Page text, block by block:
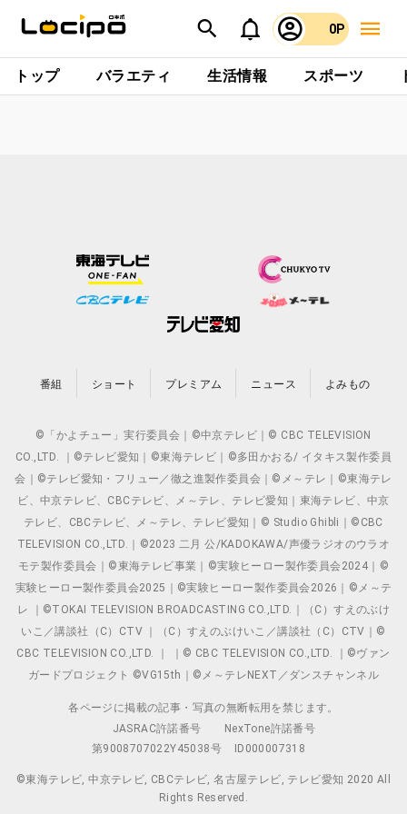
0P
トップ バラエティ 生活情報 スポーツ
番組 ショート プレミアム ニュース よみもの
©「かよチュー」実行委員会｜©中京テレビ｜© CBC TELEVISION
CO.,LTD. ｜©テレビ愛知｜©東海テレビ｜©多田かおる/ イタキス製作委員
会｜©テレビ愛知・フリュー／徹之進製作委員会｜©メ～テレ｜©東海テレ
ビ、中京テレビ、CBCテレビ、メ～テレ、テレビ愛知｜東海テレビ、中京
テレビ、CBCテレビ、メ～テレ、テレビ愛知｜© Studio Ghibli｜©CBC
TELEVISION CO.,LTD.｜©2023 二月 公/KADOKAWA/声優ラジオのウラオ
モテ製作委員会｜©東海テレビ事業｜©実験ヒーロー製作委員会2024｜©
実験ヒーロー製作委員会2025｜©実験ヒーロー製作委員会2026｜©メ～テ
レ ｜©TOKAI TELEVISION BROADCASTING CO.,LTD.｜（C）すえのぶけ
いこ／講談社（C）CTV ｜（C）すえのぶけいこ／講談社（C）CTV｜©
CBC TELEVISION CO.,LTD. ｜ ｜© CBC TELEVISION CO.,LTD. ｜©ヴァン
ガードプロジェクト ©VG15th｜©メ～テレNEXT／ダンスチャンネル
各ページに掲載の記事・写真の無断転用を禁じます。
JASRAC許諾番号
NexTone許諾番号
第9008707022Y45038号
ID000007318
©東海テレビ, 中京テレビ, CBCテレビ, 名古屋テレビ, テレビ愛知 2020 All
Rights Reserved.